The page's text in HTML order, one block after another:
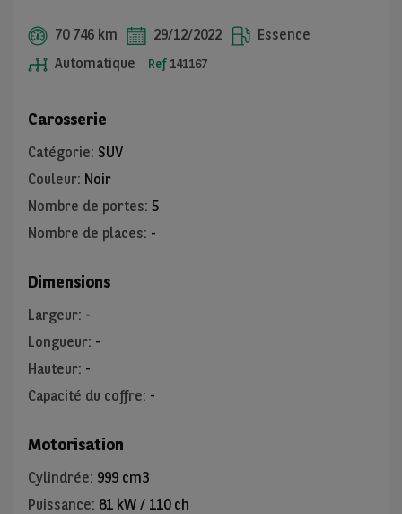
70 746 km 29/12/2022
Essence
Automatique
Ref 141167
Carosserie
Catégorie: SUV
Couleur: Noir
Nombre de portes: 5
Nombre de places: -
Dimensions
Largeur: -
Longueur: -
Hauteur: -
Capacité du coffre: -
Motorisation
Cylindrée: 999 cm3
Puissance: 81 kW / 110 ch